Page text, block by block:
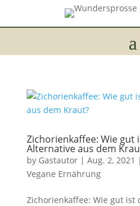
Zichorienkaffee: Wie gut
Alternative aus dem
by Gastautor| Aug. 2, 2021 |
Vegane Ernährung
Zichorienkaffee: Wie gut ist